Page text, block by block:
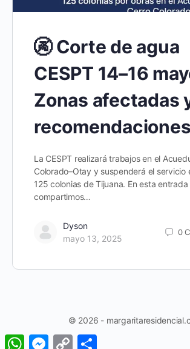
🚱 Corte de agua
CESPT 14–16
Zonas afectadas
recomendaciones
La CESPT realizará trabajos en el
Colorado–Otay y suspenderá el servicio
125 colonias de Tijuana. En esta entrada
compartimos…
Dyson
mayo 13, 2025
0
© 2026 -
WhatsAppMessenger
Copy